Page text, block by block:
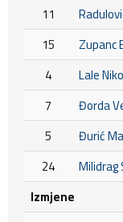
11
15 Zupanc
4 Lale
7 Đorda
5 Đurić
24
Milidrag
Izmjene